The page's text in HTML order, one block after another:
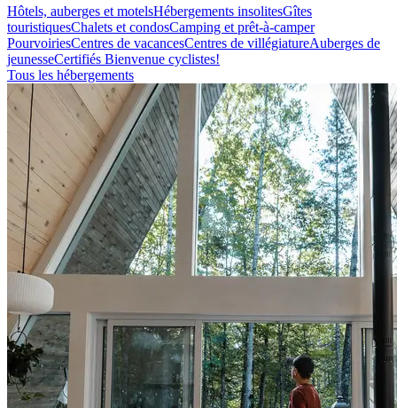
Hôtels, auberges et motelsHébergements insolitesGîtes
touristiquesChalets et condosCamping et prêt-à-camper
PourvoiriesCentres de vacancesCentres de villégiatureAuberges de
jeunesseCertifiés Bienvenue cyclistes!
Tous les hébergements